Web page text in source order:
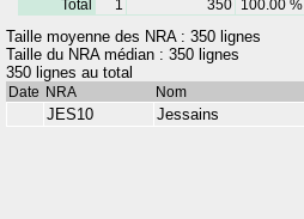
Total
1 350 100.00 %
Taille moyenne des NRA : 350 lignes
Taille du NRA médian : 350 lignes
350 lignes au total
Date NRA Nom
JES10 Jessains